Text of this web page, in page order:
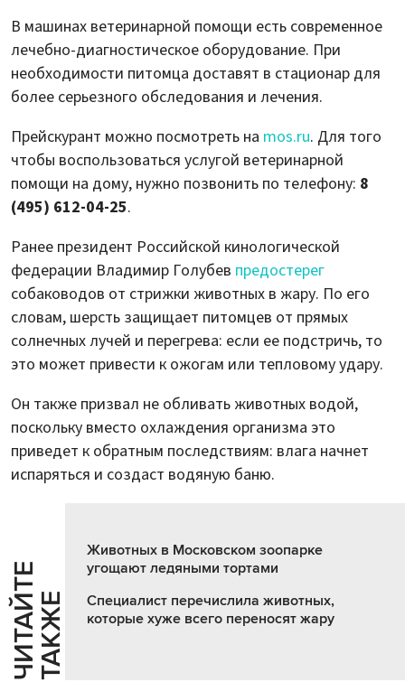
В машинах ветеринарной помощи есть современное
лечебно-диагностическое оборудование. При
необходимости питомца доставят в стационар для
более серьезного обследования и лечения.
Прейскурант можно посмотреть на mos.ru. Для того
чтобы воспользоваться услугой ветеринарной
помощи на дому, нужно позвонить по телефону: 8
(495) 612-04-25.
Ранее президент Российской кинологической
федерации Владимир Голубев предостерег
собаководов от стрижки животных в жару. По его
словам, шерсть защищает питомцев от прямых
солнечных лучей и перегрева: если ее подстричь, то
это может привести к ожогам или тепловому удару.
Он также призвал не обливать животных водой,
поскольку вместо охлаждения организма это
приведет к обратным последствиям: влага начнет
испаряться и создаст водяную баню.
Ч
И
Т
АЙ
Т
Е
Т
А
К
ЖЕ
Животных в Московском зоопарке
угощают ледяными тортами
Специалист перечислила животных,
которые хуже всего переносят жару